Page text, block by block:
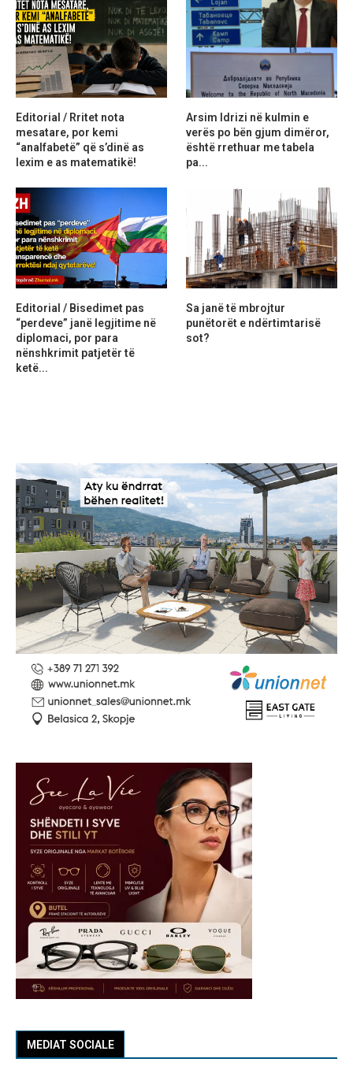
MEDIAT SOCIALE
Editorial / Rritet nota
mesatare, por kemi
“analfabetë” që s’dinë as
lexim e as matematikë!
Arsim Idrizi në kulmin e
verës po bën gjum dimëror,
është rrethuar me tabela
pa...
Editorial / Bisedimet pas
“perdeve” janë legjitime në
diplomaci, por para
nënshkrimit patjetër të
ketë...
Sa janë të mbrojtur
punëtorët e ndërtimtarisë
sot?